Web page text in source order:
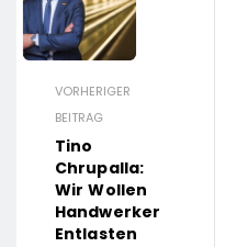
VORHERIGER
BEITRAG
Tino
Chrupalla:
Wir Wollen
Handwerker
Entlasten